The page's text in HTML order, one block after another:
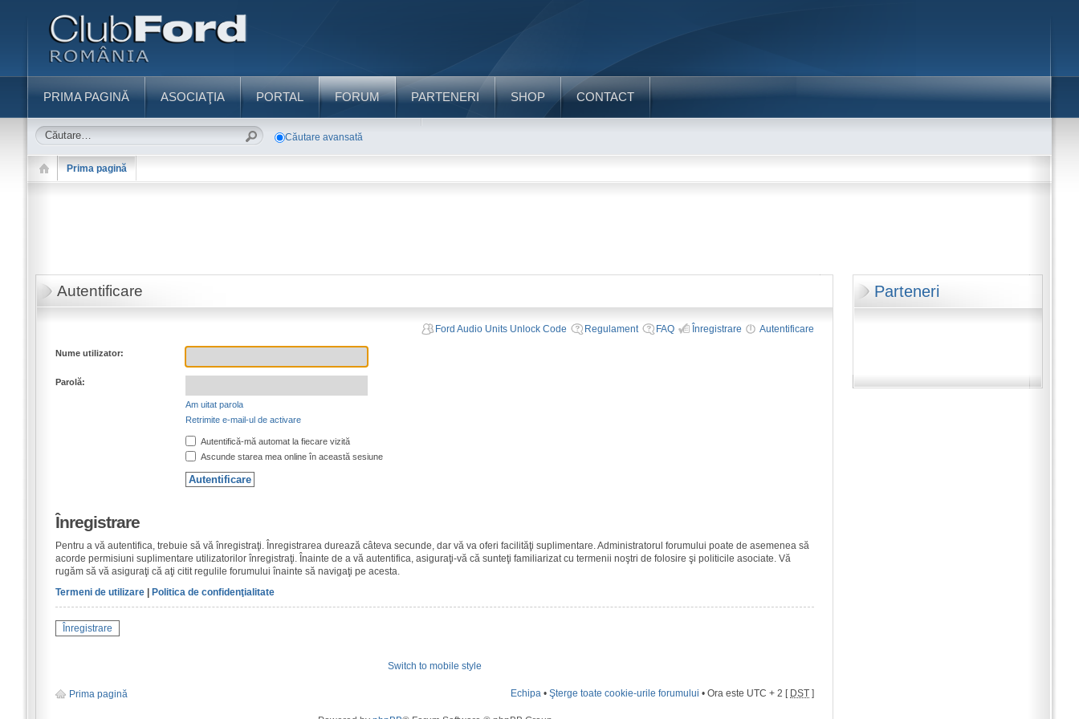
PRIMA PAGINĂ ASOCIAŢIA PORTAL FORUM PARTENERI SHOP CONTACT
Căutare avansată
Prima pagină
Parteneri
Autentificare
Ford Audio Units Unlock Code Regulament FAQ Înregistrare Autentificare
Nume utilizator:
Parolă:
Am uitat parola
Retrimite e-mail-ul de activare
Autentifică-mă automat la fiecare vizită
Ascunde starea mea online în această sesiune
Înregistrare
Pentru a vă autentifica, trebuie să vă înregistraţi. Înregistrarea durează câteva secunde, dar vă va oferi facilităţi suplimentare. Administratorul forumului poate de asemenea să
acorde permisiuni suplimentare utilizatorilor înregistraţi. Înainte de a vă autentifica, asiguraţi-vă că sunteţi familiarizat cu termenii noştri de folosire şi politicile asociate. Vă
rugăm să vă asiguraţi că aţi citit regulile forumului înainte să navigaţi pe acesta.
Termeni de utilizare| Politica de confidenţialitate
Înregistrare
Switch to mobile style
Prima pagină Echipa •Şterge toate cookie-urile forumului • Ora este UTC + 2 [ DST ]